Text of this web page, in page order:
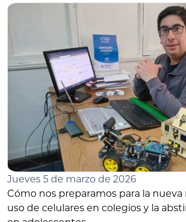
Jueves 5 de marzo de 2026
Cómo nos preparamos para la
uso de celulares en colegios y la